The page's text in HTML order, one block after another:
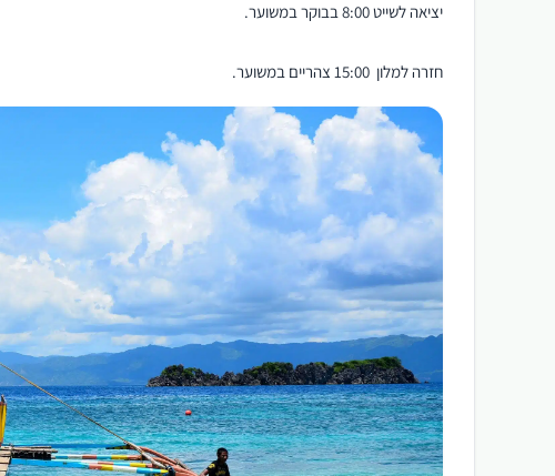
יציאה לשייט 8:00 בבוקר במשוער.
חזרה למלון 15:00 צהריים במשוער.